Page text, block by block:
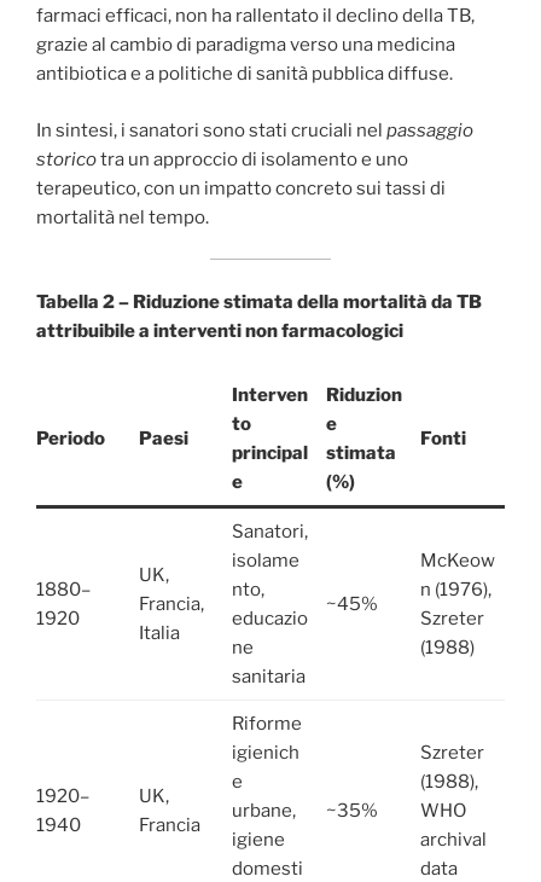
farmaci efficaci, non ha rallentato il declino della TB,
grazie al cambio di paradigma verso una medicina
antibiotica e a politiche di sanità pubblica diffuse.
In sintesi, i sanatori sono stati cruciali nel passaggio
storicotra un approccio di isolamento e uno
terapeutico, con un impatto concreto sui tassi di
mortalità nel tempo.
Tabella 2 – Riduzione stimata della mortalità da TB
attribuibile a interventi non farmacologici
Periodo Paesi
Interven
to
principal
e
Riduzion
e
stimata
(%)
Fonti
1880–
1920
UK,
Francia,
Italia
Sanatori,
isolame
nto,
educazio
ne
sanitaria
~45%
McKeow
n (1976),
Szreter
(1988)
1920–
1940
UK,
Francia
Riforme
igienich
e
urbane,
igiene
domesti
~35%
Szreter
(1988),
WHO
archival
data